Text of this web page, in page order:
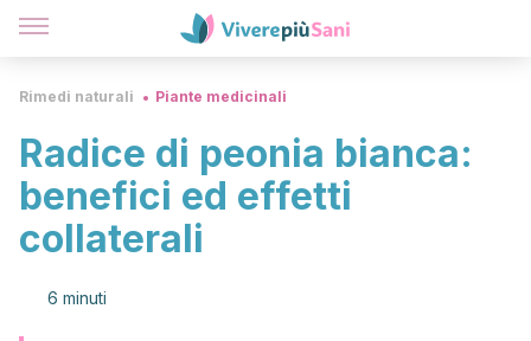
Rimedi naturali Piante medicinali
Radice di peonia bianca:
benefici ed effetti
collaterali
6 minuti